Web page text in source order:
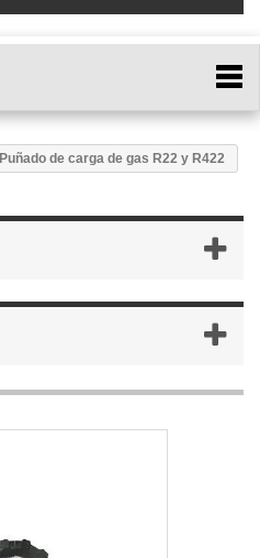
Puñado de carga de gas R22 y R422